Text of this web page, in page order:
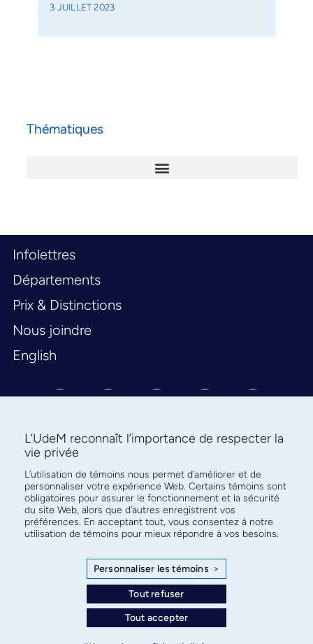
3 JUILLET 2023
Thématiques
Infolettres
Départements
Prix & Distinctions
Nous joindre
English
Abonnez-vous à notre infolettre
pour connaître l’actualité facultaire
L’UdeM reconnaît l’importance de respecter la
vie privée
L’utilisation de témoins nous permet d’améliorer et de
personnaliser votre expérience Web. Certains témoins sont
obligatoires pour assurer le fonctionnement et la sécurité
du site Web, alors que d’autres enregistrent vos
préférences. En acceptant tout, vous consentez à notre
utilisation de témoins pour mieux répondre à vos besoins.
Personnaliser les témoins >
Tout refuser
Tout accepter